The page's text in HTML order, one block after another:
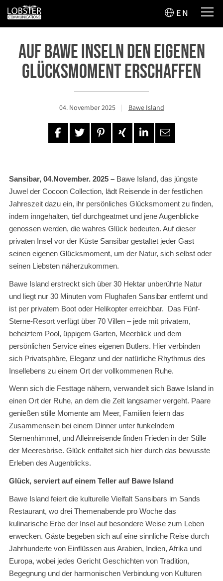
EN
Auf Bawe Inseln den eigenen
Glücksmoment erschaffen
04. November 2025 Bawe Island
Sansibar, 04.November. 2025 – Bawe Island, das jüngste
Juwel der Cocoon Collection, lädt Reisende in der festlichen
Jahreszeit dazu ein, ihr persönliches Glücksmoment zu finden,
indem inngehalten, tief durchgeatmet und jene Augenblicke
genossen werden, die wahres Glück bedeuten. Auf dieser
privaten Insel vor der Küste Sansibar gestaltet jeder Gast
seinen eigenen Glücksmoment, um der Natur, sich selbst oder
seinen Liebsten näherzukommen.
Bawe Island erstreckt sich über 30 Hektar unberührte Natur
und liegt nur 30 Minuten vom Flughafen Sansibar entfernt und
ist per privatem Boot oder Helikopter erreichbar. Das Fünf-
Sterne-Resort verfügt über 70 Villen – jede mit privatem,
beheiztem Pool, üppigem Garten, Meerblick und dem
persönlichen Service eines eigenen Butlers. Hier verbinden
sich Privatsphäre, Eleganz und der natürliche Rhythmus des
Insellebens zu einem Ort der vollkommenen Ruhe.
Wenn sich die Festtage nähern, verwandelt sich Bawe Island in
einen Ort der Ruhe, an dem die Zeit langsamer vergeht. Paare
genießen stille Momente am Meer, Familien feiern das
Zusammensein bei einem Dinner unter funkelndem
Sternenhimmel, und Alleinreisende finden Frieden in der Stille
der Meeresbrise. Glück entfaltet sich hier durch das bewusste
Erleben des Augenblicks.
Glück, serviert auf einem Teller auf Bawe Island
Bawe Island feiert die kulturelle Vielfalt Sansibars im Sands
Restaurant, wo drei Themenabende pro Woche das
kulinarische Erbe der Insel auf besondere Weise zum Leben
erwecken. Gäste begeben sich auf eine sinnliche Reise durch
Jahrhunderte von Einflüssen aus Arabien, Indien, Afrika und
Europa, wobei jedes Gericht Geschichten von Tradition,
Begegnung und der harmonischen Verbindung von Kulturen